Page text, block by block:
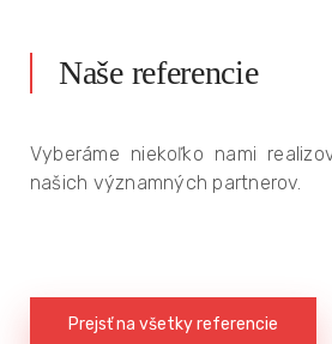
Naše referencie
Vyberáme niekoľko nami
našich významných partnerov.
Prejsť na všetky referencie